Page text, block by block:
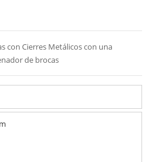
con Cierres Metálicos con una
de brocas